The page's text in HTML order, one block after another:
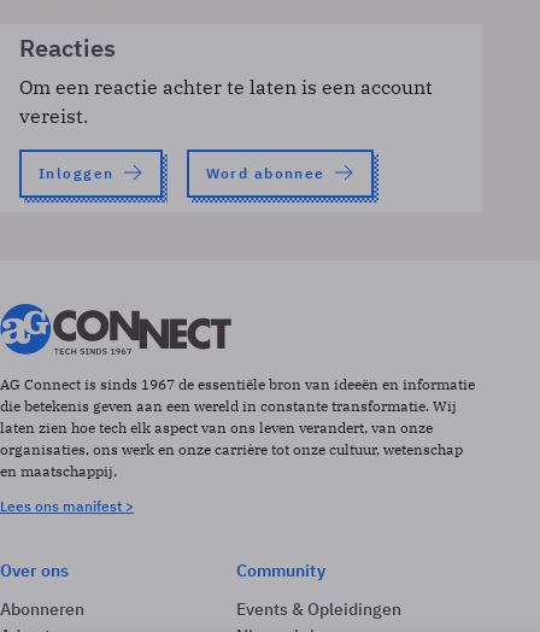
Reacties
Om een reactie achter te laten is een account
vereist.
Inloggen Word abonnee
AG Connect is sinds 1967 de essentiële bron van ideeën en informatie
die betekenis geven aan een wereld in constante transformatie. Wij
laten zien hoe tech elk aspect van ons leven verandert, van onze
organisaties, ons werk en onze carrière tot onze cultuur, wetenschap
en maatschappij.
Lees ons manifest >
Over ons
Abonneren
Community
Events & Opleidingen